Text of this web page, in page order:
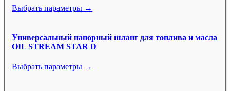
Выбрать параметры →
Универсальный напорный шланг для топлива и масла
OIL STREAM STAR D
Выбрать параметры →